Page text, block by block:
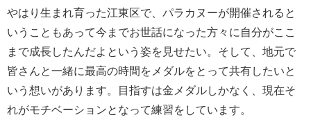
やはり生まれ育った江東区で、パラカヌーが開催されると
いうこともあって今までお世話になった方々に自分がここ
まで成長したんだよという姿を見せたい。そして、地元で
皆さんと一緒に最高の時間をメダルをとって共有したいと
いう想いがあります。目指すは金メダルしかなく、現在そ
れがモチベーションとなって練習をしています。